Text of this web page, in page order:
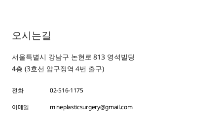
오시는길
서울특별시 강남구 논현로 813 영석빌딩
4층 (3호선 압구정역 4번 출구)
전화 02-516-1175
이메일 mineplasticsurgery@gmail.com